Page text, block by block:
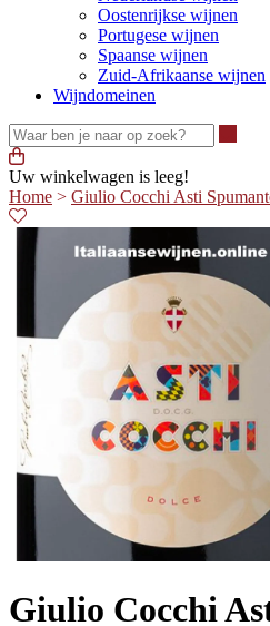
Oostenrijkse wijnen
Portugese wijnen
Spaanse wijnen
Zuid-Afrikaanse wijnen
Wijndomeinen
Uw winkelwagen is leeg!
Home > Giulio Cocchi Asti
Giulio Cocchi